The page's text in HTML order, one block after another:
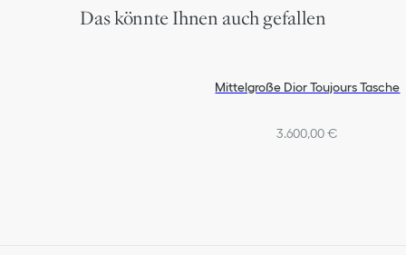
Das könnte Ihnen auch gefallen
Mittelgroße Dior Toujours Tasche
3.600,00 €